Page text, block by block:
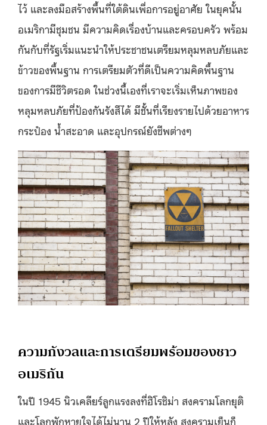
ไว้ และลงมือสร้างพื้นที่ใต้ดินเพื่อการอยู่อาศัย ในยุคนั้น
อเมริกามีชุมชน มีความคิดเรื่องบ้านและครอบครัว พร้อม
กันกับที่รัฐเริ่มแนะนำให้ประชาชนเตรียมหลุมหลบภัยและ
ข้าวของพื้นฐาน การเตรียมตัวที่ดีเป็นความคิดพื้นฐาน
ของการมีชีวิตรอด ในช่วงนี้เองที่เราจะเริ่มเห็นภาพของ
หลุมหลบภัยที่ป้องกันรังสีได้ มีชั้นที่เรียงรายไปด้วยอาหาร
กระป๋อง น้ำสะอาด และอุปกรณ์ยังชีพต่างๆ
ความกังวลและการเตรียมพร้อมของชาว
อเมริกัน
ในปี 1945 นิวเคลียร์ลูกแรงลงที่ฮิโรชิม่า สงครามโลกยุติ
และโลกพักหายใจได้ไม่นาน 2 ปีให้หลัง สงครามเย็นก็